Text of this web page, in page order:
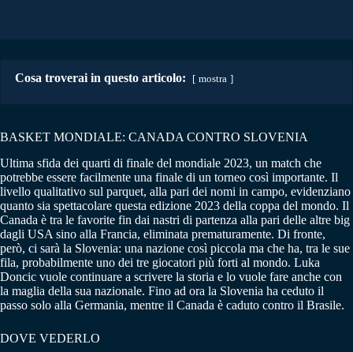
Cosa troverai in questo articolo: mostra
BASKET MONDIALE: CANADA CONTRO SLOVENIA
Ultima sfida dei quarti di finale del mondiale 2023, un match che
potrebbe essere facilmente una finale di un torneo così importante. Il
livello qualitativo sul parquet, alla pari dei nomi in campo, evidenziano
quanto sia spettacolare questa edizione 2023 della coppa del mondo. Il
Canada è tra le favorite fin dai nastri di partenza alla pari delle altre big
dagli USA sino alla Francia, eliminata prematuramente. Di fronte,
però, ci sarà la Slovenia: una nazione così piccola ma che ha, tra le sue
fila, probabilmente uno dei tre giocatori più forti al mondo. Luka
Doncic vuole continuare a scrivere la storia e lo vuole fare anche con
la maglia della sua nazionale. Fino ad ora la Slovenia ha ceduto il
passo solo alla Germania, mentre il Canada è caduto contro il Brasile.
DOVE VEDERLO